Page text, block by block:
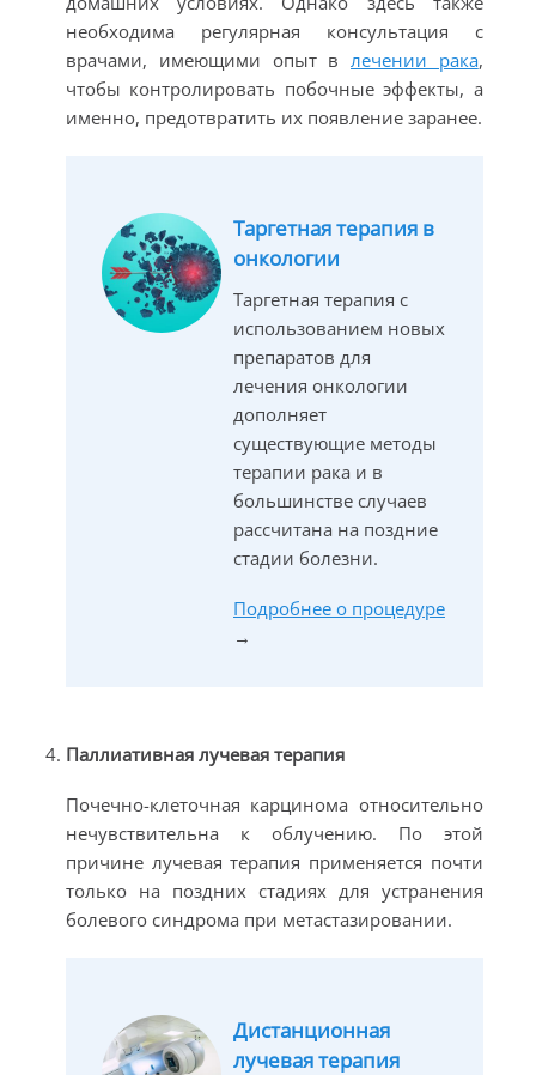
необходима регулярная консультация с
врачами, имеющими опыт в лечении рака,
чтобы контролировать побочные эффекты, а
именно, предотвратить их появление заранее.
Таргетная терапия в
онкологии
Таргетная терапия с
использованием новых
препаратов для
лечения онкологии
дополняет
существующие методы
терапии рака и в
большинстве случаев
рассчитана на поздние
стадии болезни.
Подробнее о процедуре
→
Паллиативная лучевая терапия
Почечно-клеточная карцинома относительно
нечувствительна к облучению. По этой
причине лучевая терапия применяется почти
только на поздних стадиях для устранения
болевого синдрома при метастазировании.
Дистанционная
лучевая терапия